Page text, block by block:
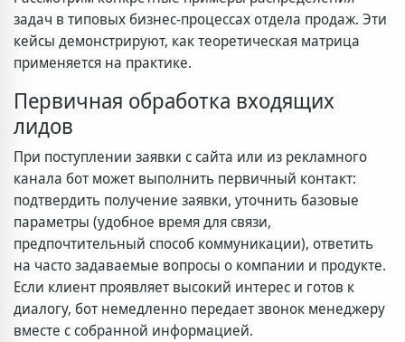
задач в типовых бизнес-процессах отдела продаж. Эти
кейсы демонстрируют, как теоретическая матрица
применяется на практике.
Первичная обработка входящих
лидов
При поступлении заявки с сайта или из рекламного
канала бот может выполнить первичный контакт:
подтвердить получение заявки, уточнить базовые
параметры (удобное время для связи,
предпочтительный способ коммуникации), ответить
на часто задаваемые вопросы о компании и продукте.
Если клиент проявляет высокий интерес и готов к
диалогу, бот немедленно передает звонок менеджеру
вместе с собранной информацией.